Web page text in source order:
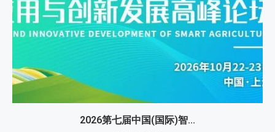
2026第七届中国(国际)智...